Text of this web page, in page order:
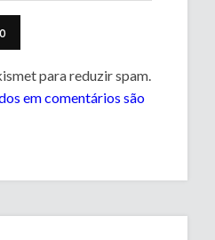
para reduzir spam.
em comentários são